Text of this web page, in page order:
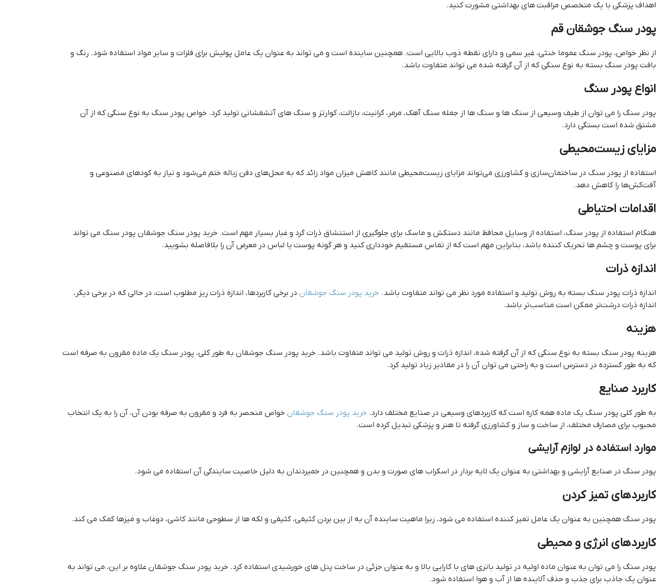
اهداف پزشکی با یک متخصص مراقبت های بهداشتی مشورت کنید.
پودر سنگ جوشقان قم
از نظر خواص، پودر سنگ عموما خنثی، غیر سمی و دارای نقطه ذوب بالایی است. همچنین ساینده است و می تواند به عنوان یک عامل پولیش برای فلزات و سایر مواد استفاده شود. رنگ و
بافت پودر سنگ بسته به نوع سنگی که از آن گرفته شده می تواند متفاوت باشد.
انواع پودر سنگ
پودر سنگ را می توان از طیف وسیعی از سنگ ها و سنگ ها از جمله سنگ آهک، مرمر، گرانیت، بازالت، کوارتز و سنگ های آتشفشانی تولید کرد. خواص پودر سنگ به نوع سنگی که از آن
مشتق شده است بستگی دارد.
مزایای زیست‌محیطی
استفاده از پودر سنگ در ساختمان‌سازی و کشاورزی می‌تواند مزایای زیست‌محیطی مانند کاهش میزان مواد زائد که به محل‌های دفن زباله ختم می‌شود و نیاز به کودهای مصنوعی و
آفت‌کش‌ها را کاهش دهد.
اقدامات احتیاطی
هنگام استفاده از پودر سنگ، استفاده از وسایل محافظ مانند دستکش و ماسک برای جلوگیری از استنشاق ذرات گرد و غبار بسیار مهم است. خريد پودر سنگ جوشقان پودر سنگ می تواند
برای پوست و چشم ها تحریک کننده باشد، بنابراین مهم است که از تماس مستقیم خودداری کنید و هر گونه پوست یا لباس در معرض آن را بلافاصله بشویید.
اندازه ذرات
اندازه ذرات پودر سنگ بسته به روش تولید و استفاده مورد نظر می تواند متفاوت باشد. خريد پودر سنگ جوشقان در برخی کاربردها، اندازه ذرات ریز مطلوب است، در حالی که در برخی دیگر،
اندازه ذرات درشت‌تر ممکن است مناسب‌تر باشد.
هزینه
هزینه پودر سنگ بسته به نوع سنگی که از آن گرفته شده، اندازه ذرات و روش تولید می تواند متفاوت باشد. خريد پودر سنگ جوشقان به طور کلی، پودر سنگ یک ماده مقرون به صرفه است
که به طور گسترده در دسترس است و به راحتی می توان آن را در مقادیر زیاد تولید کرد.
کاربرد صنایع
به طور کلی پودر سنگ یک ماده همه کاره است که کاربردهای وسیعی در صنایع مختلف دارد. خريد پودر سنگ جوشقان خواص منحصر به فرد و مقرون به صرفه بودن آن، آن را به یک انتخاب
محبوب برای مصارف مختلف، از ساخت و ساز و کشاورزی گرفته تا هنر و پزشکی تبدیل کرده است.
موارد استفاده در لوازم آرایشی
پودر سنگ در صنایع آرایشی و بهداشتی به عنوان یک لایه بردار در اسکراب های صورت و بدن و همچنین در خمیردندان به دلیل خاصیت سایندگی آن استفاده می شود.
کاربردهای تمیز کردن
پودر سنگ همچنین به عنوان یک عامل تمیز کننده استفاده می شود، زیرا ماهیت ساینده آن به از بین بردن کثیفی، کثیفی و لکه ها از سطوحی مانند کاشی، دوغاب و میزها کمک می کند.
کاربردهای انرژی و محیطی
پودر سنگ را می توان به عنوان ماده اولیه در تولید باتری های با کارایی بالا و به عنوان جزئی در ساخت پنل های خورشیدی استفاده کرد. خريد پودر سنگ جوشقان علاوه بر این، می تواند به
عنوان یک جاذب برای جذب و حذف آلاینده ها از آب و هوا استفاده شود.